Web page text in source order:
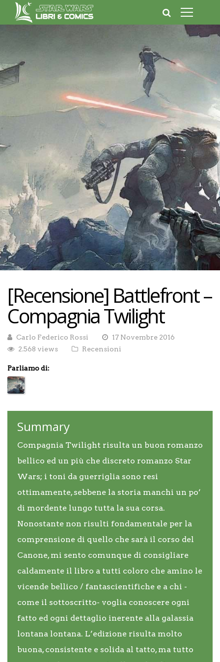
[Recensione] Battlefront –
Compagnia Twilight
Carlo Federico Rossi
17 Novembre 2016
2.568 views
Recensioni
Parliamo di:
Summary
Compagnia Twilight risulta un buon romanzo
bellico ed un più che discreto romanzo Star
Wars; i toni da guerriglia sono resi
ottimamente, sebbene la storia manchi un po’
di mordente lungo tutta la sua corsa.
Nonostante non risulti fondamentale per la
comprensione di quello che sarà il corso del
Canone, mi sento comunque di consigliare
caldamente il libro a tutti coloro che amino le
vicende bellico / fantascientifiche e a chi -
come il sottoscritto- voglia conoscere ogni
fatto ed ogni dettaglio inerente alla galassia
lontana lontana. L’edizione risulta molto
buona, consistente e solida al tatto, ma tutto